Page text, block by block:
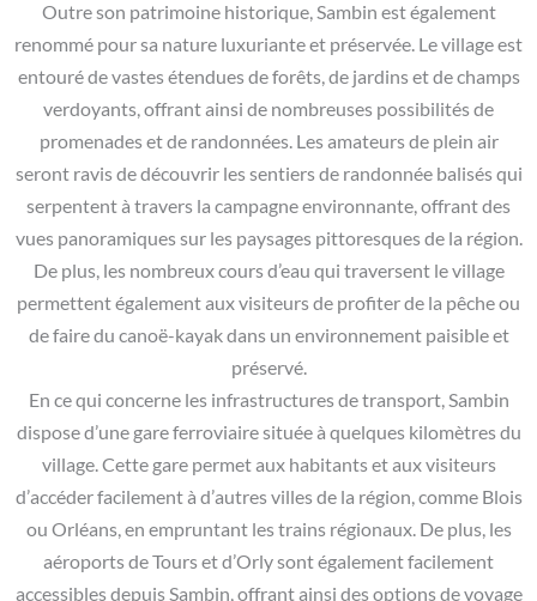
Outre son patrimoine historique, Sambin est également
renommé pour sa nature luxuriante et préservée. Le village est
entouré de vastes étendues de forêts, de jardins et de champs
verdoyants, offrant ainsi de nombreuses possibilités de
promenades et de randonnées. Les amateurs de plein air
seront ravis de découvrir les sentiers de randonnée balisés qui
serpentent à travers la campagne environnante, offrant des
vues panoramiques sur les paysages pittoresques de la région.
De plus, les nombreux cours d’eau qui traversent le village
permettent également aux visiteurs de profiter de la pêche ou
de faire du canoë-kayak dans un environnement paisible et
préservé.
En ce qui concerne les infrastructures de transport, Sambin
dispose d’une gare ferroviaire située à quelques kilomètres du
village. Cette gare permet aux habitants et aux visiteurs
d’accéder facilement à d’autres villes de la région, comme Blois
ou Orléans, en empruntant les trains régionaux. De plus, les
aéroports de Tours et d’Orly sont également facilement
accessibles depuis Sambin, offrant ainsi des options de voyage